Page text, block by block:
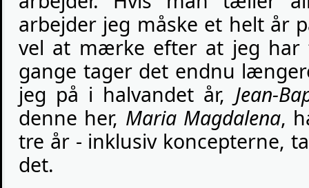
arbejder jeg måske et helt år
vel at mærke efter at jeg har
gange tager det endnu
jeg på i halvandet år, Jean-
denne her, Maria Magdalena,
tre år - inklusiv koncepterne,
det.